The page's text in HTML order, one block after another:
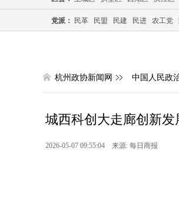
党派： 民革 民盟 民建 民进 农工党
杭州政协新闻网 中国人民政
城西科创大走廊创新
2026-05-07 09:55:04 来源: 每日商报